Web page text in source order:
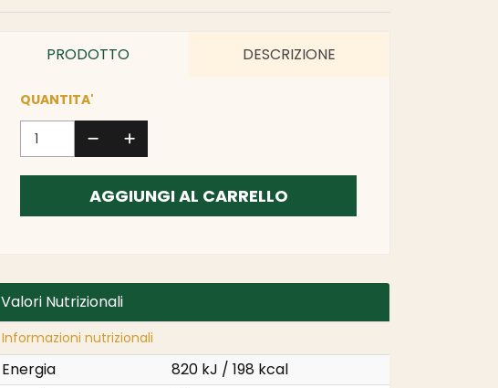
PRODOTTO DESCRIZIONE
QUANTITA'
AGGIUNGI AL CARRELLO
Valori Nutrizionali
Informazioni nutrizionali
Energia
820 kJ / 198 kcal